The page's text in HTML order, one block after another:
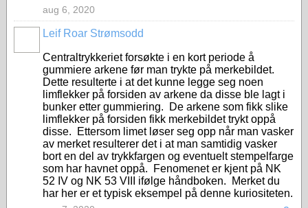
aug 6, 2020
Leif Roar Strømsodd
Centraltrykkeriet forsøkte i en kort periode å
gummiere arkene før man trykte på merkebildet.
Dette resulterte i at det kunne legge seg noen
limflekker på forsiden av arkene da disse ble lagt i
bunker etter gummiering. De arkene som fikk slike
limflekker på forsiden fikk merkebildet trykt oppå
disse. Ettersom limet løser seg opp når man vasker
av merket resulterer det i at man samtidig vasker
bort en del av trykkfargen og eventuelt stempelfarge
som har havnet oppå. Fenomenet er kjent på NK
52 IV og NK 53 VIII ifølge håndboken. Merket du
har her er et typisk eksempel på denne kuriositeten.